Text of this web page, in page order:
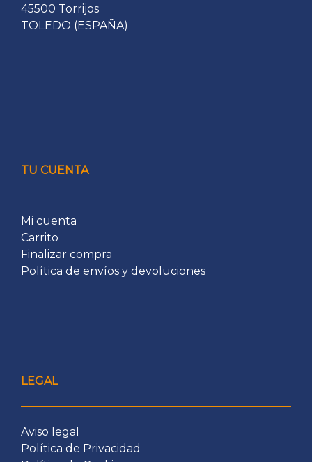
45500 Torrijos
TOLEDO (ESPAÑA)
TU CUENTA
Mi cuenta
Carrito
Finalizar compra
Política de envíos y devoluciones
LEGAL
Aviso legal
Política de Privacidad